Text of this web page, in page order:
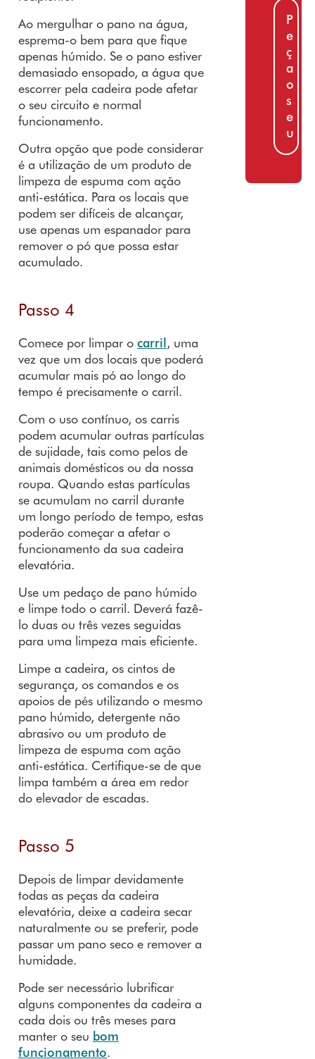
Ao mergulhar o pano na água,
esprema-o bem para que fique
apenas húmido. Se o pano estiver
demasiado ensopado, a água que
escorrer pela cadeira pode afetar
o seu circuito e normal
funcionamento.
Outra opção que pode considerar
é a utilização de um produto de
limpeza de espuma com ação
anti-estática. Para os locais que
podem ser difíceis de alcançar,
use apenas um espanador para
remover o pó que possa estar
acumulado.
Passo 4
Comece por limpar o carril, uma
vez que um dos locais que poderá
acumular mais pó ao longo do
tempo é precisamente o carril.
Com o uso contínuo, os carris
podem acumular outras partículas
de sujidade, tais como pelos de
animais domésticos ou da nossa
roupa. Quando estas partículas
se acumulam no carril durante
um longo período de tempo, estas
poderão começar a afetar o
funcionamento da sua cadeira
elevatória.
Use um pedaço de pano húmido
e limpe todo o carril. Deverá fazê-
lo duas ou três vezes seguidas
para uma limpeza mais eficiente.
Limpe a cadeira, os cintos de
segurança, os comandos e os
apoios de pés utilizando o mesmo
pano húmido, detergente não
abrasivo ou um produto de
limpeza de espuma com ação
anti-estática. Certifique-se de que
limpa também a área em redor
do elevador de escadas.
Passo 5
Depois de limpar devidamente
todas as peças da cadeira
elevatória, deixe a cadeira secar
naturalmente ou se preferir, pode
passar um pano seco e remover a
humidade.
Pode ser necessário lubrificar
alguns componentes da cadeira a
cada dois ou três meses para
manter o seu bom
funcionamento.
P
e
ç
a
o
s
e
u